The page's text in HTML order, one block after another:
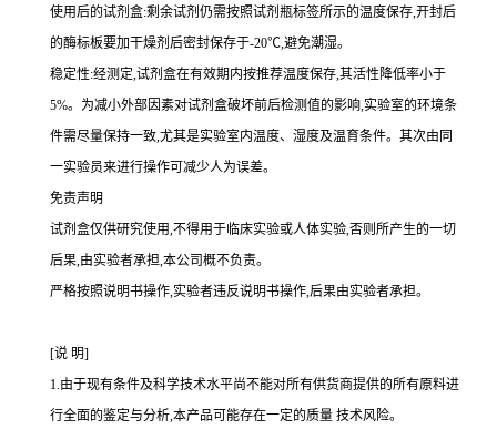
使用后的试剂盒:剩余试剂仍需按照试剂瓶标签所示的温度保存,开封后
的酶标板要加干燥剂后密封保存于-20℃,避免潮湿。
稳定性:经测定,试剂盒在有效期内按推荐温度保存,其活性降低率小于
5%。为减小外部因素对试剂盒破坏前后检测值的影响,实验室的环境条
件需尽量保持一致,尤其是实验室内温度、湿度及温育条件。其次由同
一实验员来进行操作可减少人为误差。
免责声明
试剂盒仅供研究使用,不得用于临床实验或人体实验,否则所产生的一切
后果,由实验者承担,本公司概不负责。
严格按照说明书操作,实验者违反说明书操作,后果由实验者承担。
[说 明]
1.由于现有条件及科学技术水平尚不能对所有供货商提供的所有原料进
行全面的鉴定与分析,本产品可能存在一定的质量 技术风险。